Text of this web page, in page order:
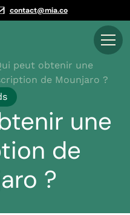
contact@mia.co
peut obtenir une
de Mounjaro ?
une
de
?